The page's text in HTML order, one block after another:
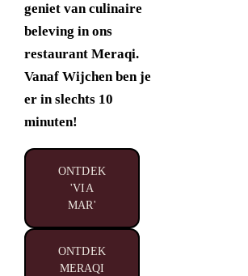
geniet van culinaire
beleving in ons
restaurant Meraqi.
Vanaf Wijchen ben je
er in slechts 10
minuten!
ONTDEK
'VIA
MAR'
ONTDEK
MERAQI